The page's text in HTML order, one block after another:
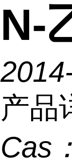
N-
产品
Cas：